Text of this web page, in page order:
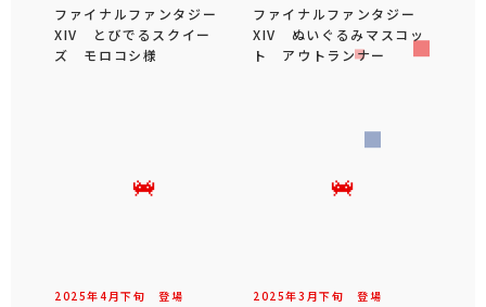
ファイナルファンタジー
XIV とびでるスクイー
ズ モロコシ様
ファイナルファンタジー
XIV ぬいぐるみマスコッ
ト アウトランナー
2025年4 月下旬 登場 2025年3 月下旬 登場